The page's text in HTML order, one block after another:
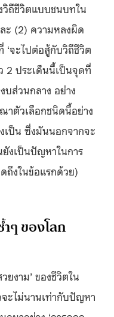
วิถีชีวิตแบบชนบทใน
ะ (2) ความหลงผิด
‘จะไปต่อสู้กับวิถีชีวิต
2 ประเด็นนี้เป็นจุดที่
บส่วนกลาง อย่าง
าตัวเลือกชนิดนี้อย่าง
ป็น ซึ่งมันนอกจากจะ
งเป็นปัญหาในการ
ถึงในข้อแรกด้วย)
ๆ ของโลก
ยงาม’ ของชีวิตใน
ะไม่นานเท่ากับปัญหา